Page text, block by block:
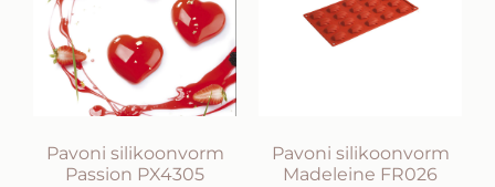
Pavoni silikoonvorm
Passion PX4305
Pavoni silikoonvorm
Madeleine FR026